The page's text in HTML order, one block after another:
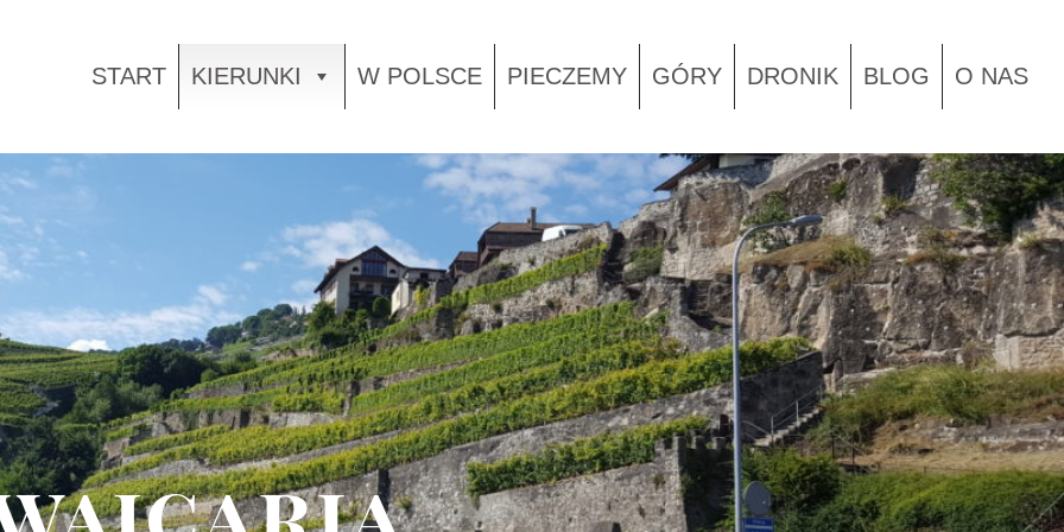
START KIERUNKI W POLSCE PIECZEMY GÓRY DRONIK BLOG O NAS